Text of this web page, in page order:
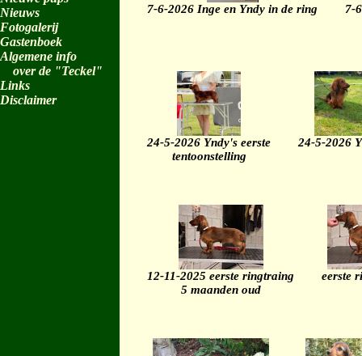
Nieuws
Fotogalerij
Gastenboek
Algemene info
over de "Teckel"
Links
Disclaimer
7-6-2026 Inge en Yndy in de ring 7-
24-5-2026 Yndy's eerste
tentoonstelling
24-5-2026
12-11-2025 eerste ringtraing
5 maanden oud
eerste